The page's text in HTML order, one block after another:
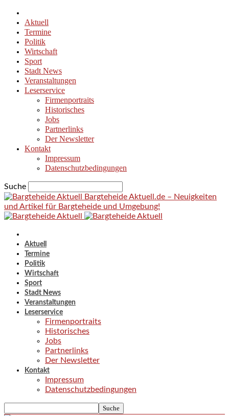
Aktuell
Termine
Politik
Wirtschaft
Sport
Stadt News
Veranstaltungen
Leserservice
Firmenportraits
Historisches
Jobs
Partnerlinks
Der Newsletter
Kontakt
Impressum
Datenschutzbedingungen
Suche
Bargteheide Aktuell.de – Neuigkeiten
und Artikel für Bargteheide und Umgebung!
Aktuell
Termine
Politik
Wirtschaft
Sport
Stadt News
Veranstaltungen
Leserservice
Firmenportraits
Historisches
Jobs
Partnerlinks
Der Newsletter
Kontakt
Impressum
Datenschutzbedingungen